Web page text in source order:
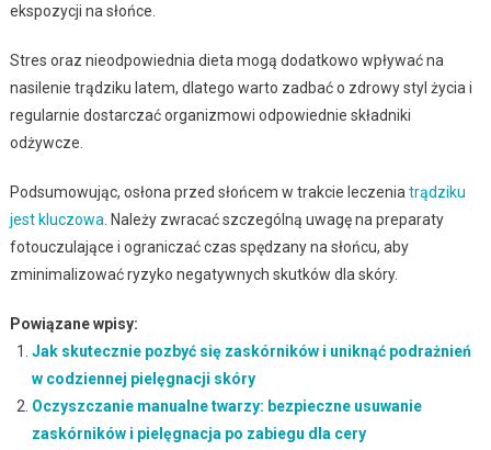
ekspozycji na słońce.
Stres oraz nieodpowiednia dieta mogą dodatkowo wpływać na
nasilenie trądziku latem, dlatego warto zadbać o zdrowy styl życia i
regularnie dostarczać organizmowi odpowiednie składniki
odżywcze.
Podsumowując, osłona przed słońcem w trakcie leczenia trądziku
jest kluczowa . Należy zwracać szczególną uwagę na preparaty
fotouczulające i ograniczać czas spędzany na słońcu, aby
zminimalizować ryzyko negatywnych skutków dla skóry.
Powiązane wpisy:
Jak skutecznie pozbyć się zaskórników i uniknąć podrażnień
w codziennej pielęgnacji skóry
Oczyszczanie manualne twarzy: bezpieczne usuwanie
zaskórników i pielęgnacja po zabiegu dla cery